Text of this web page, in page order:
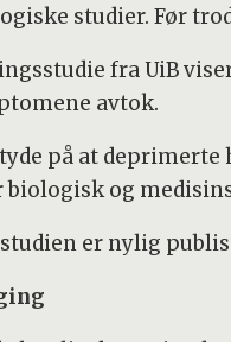
studier. Før
fra UiB
avtok.
på at
biologisk og
er nylig